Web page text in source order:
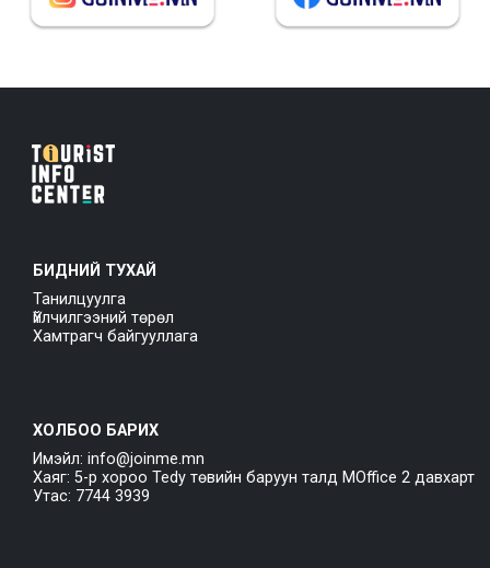
БИДНИЙ ТУХАЙ
Танилцуулга
Үйлчилгээний төрөл
Хамтрагч байгууллага
ХОЛБОО БАРИХ
Имэйл: info@joinme.mn
Хаяг: 5-р хороо Tedy төвийн баруун талд MOffice 2 давхарт
Утас: 7744 3939